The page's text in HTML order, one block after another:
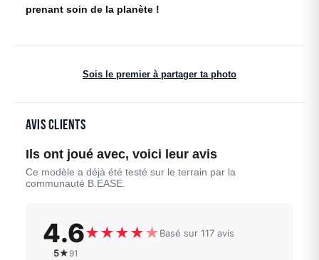
prenant soin de la planète !
Sois le premier à partager ta photo
Avis clients
Ils ont joué avec, voici leur avis
Ce modèle a déjà été testé sur le terrain par la
communauté B.EASE.
4.6★★★★★Basé sur 117 avis
5★ 91